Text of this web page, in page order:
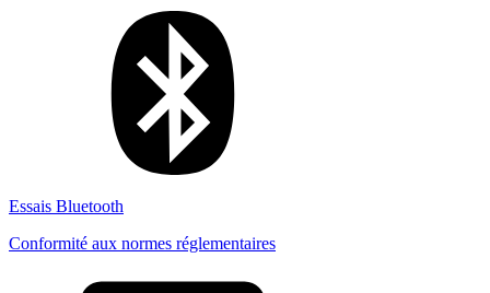
Essais Bluetooth
Conformité aux normes réglementaires